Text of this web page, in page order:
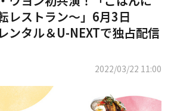
レストラン～」6月3日
ンタル＆U-NEXTで独占配信
2022/03/22 11:00